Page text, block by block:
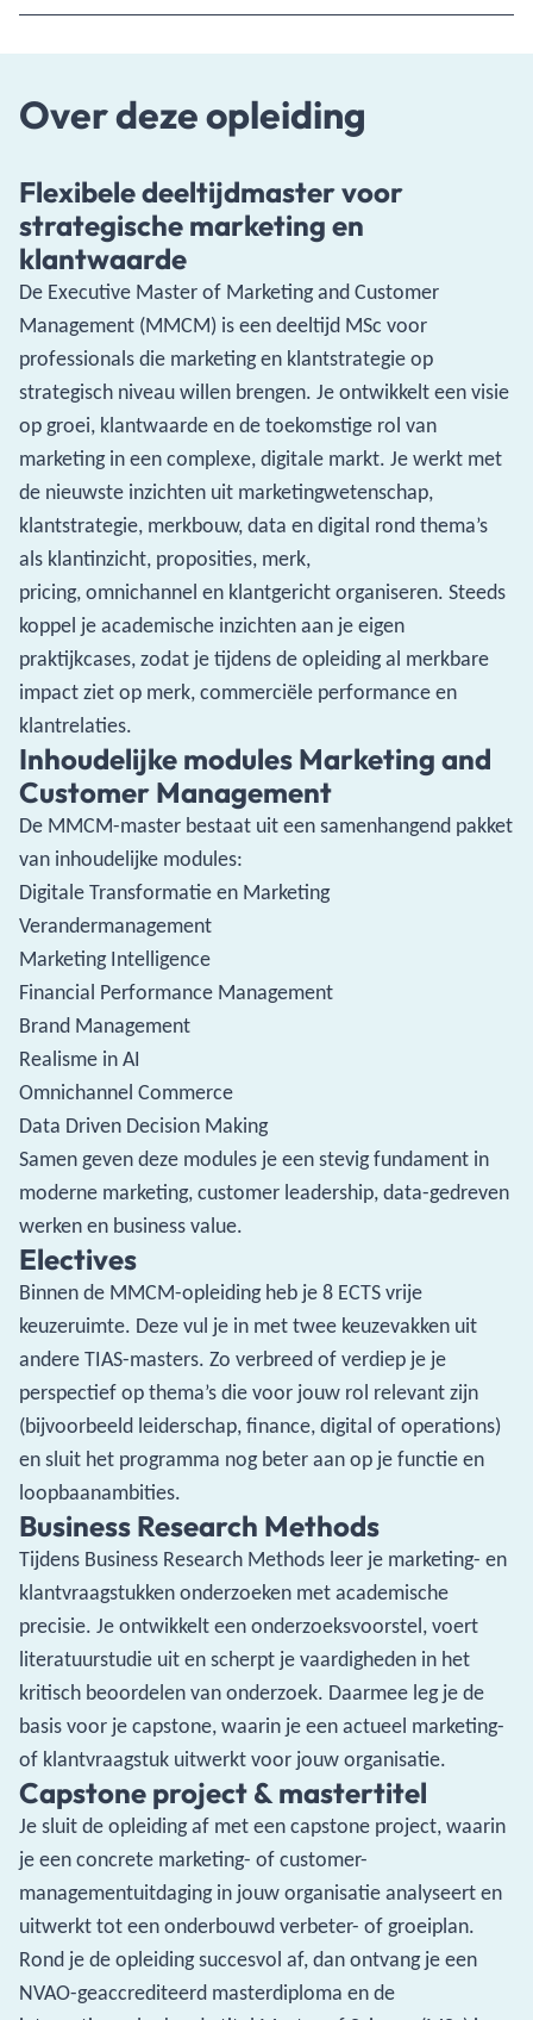
Over deze opleiding
Flexibele deeltijdmaster voor
strategische marketing en
klantwaarde
De Executive Master of Marketing and Customer
Management (MMCM) is een deeltijd MSc voor
professionals die marketing en klantstrategie op
strategisch niveau willen brengen. Je ontwikkelt een visie
op groei, klantwaarde en de toekomstige rol van
marketing in een complexe, digitale markt. Je werkt met
de nieuwste inzichten uit marketingwetenschap,
klantstrategie, merkbouw, data en digital rond thema’s
als klantinzicht, proposities, merk,
pricing, omnichannel en klantgericht organiseren. Steeds
koppel je academische inzichten aan je eigen
praktijkcases, zodat je tijdens de opleiding al merkbare
impact ziet op merk, commerciële performance en
klantrelaties.
Inhoudelijke modules Marketing and
Customer Management
De MMCM-master bestaat uit een samenhangend pakket
van inhoudelijke modules:
Digitale Transformatie en Marketing
Verandermanagement
Marketing Intelligence
Financial Performance Management
Brand Management
Realisme in AI
Omnichannel Commerce
Data Driven Decision Making
Samen geven deze modules je een stevig fundament in
moderne marketing, customer leadership, data-gedreven
werken en business value.
Electives
Binnen de MMCM-opleiding heb je 8 ECTS vrije
keuzeruimte. Deze vul je in met twee keuzevakken uit
andere TIAS-masters. Zo verbreed of verdiep je je
perspectief op thema’s die voor jouw rol relevant zijn
(bijvoorbeeld leiderschap, finance, digital of operations)
en sluit het programma nog beter aan op je functie en
loopbaanambities.
Business Research Methods
Tijdens Business Research Methods leer je marketing- en
klantvraagstukken onderzoeken met academische
precisie. Je ontwikkelt een onderzoeksvoorstel, voert
literatuurstudie uit en scherpt je vaardigheden in het
kritisch beoordelen van onderzoek. Daarmee leg je de
basis voor je capstone, waarin je een actueel marketing-
of klantvraagstuk uitwerkt voor jouw organisatie.
Capstone project & mastertitel
Je sluit de opleiding af met een capstone project, waarin
je een concrete marketing- of customer-
managementuitdaging in jouw organisatie analyseert en
uitwerkt tot een onderbouwd verbeter- of groeiplan.
Rond je de opleiding succesvol af, dan ontvang je een
NVAO-geaccrediteerd masterdiploma en de